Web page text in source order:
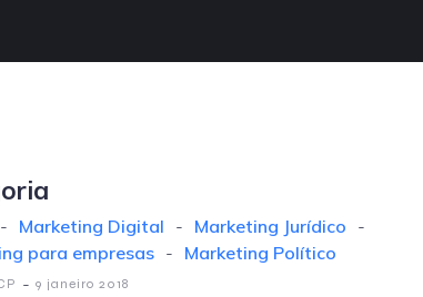
- Marketing Digital - Marketing Jurídico -
para empresas - Marketing Político
- 9 janeiro 2018